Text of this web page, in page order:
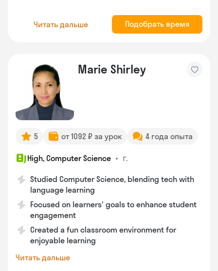
Читать дальше Подобрать время
Marie Shirley
5 от 1092 ₽ за урок 4 года опыта
High, Computer Science • г.
Studied Computer Science, blending tech with
language learning
Focused on learners' goals to enhance student
engagement
Created a fun classroom environment for
enjoyable learning
Читать дальше